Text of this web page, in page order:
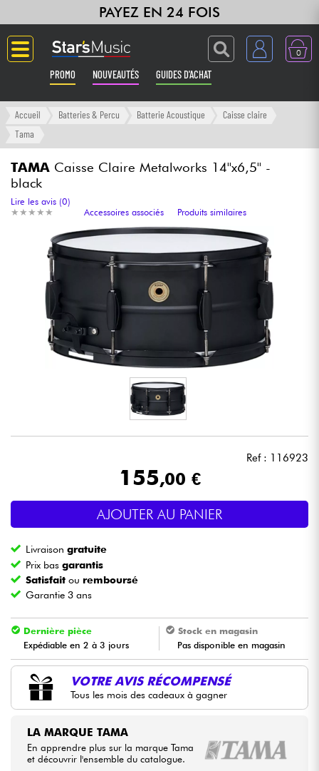
PAYEZ EN 24 FOIS
0
PROMO NOUVEAUTÉS GUIDES D'ACHAT
Langue
Synthés & Sampleurs
Home Studio
Casques
Batteries & Percu
Vents
Violons & Quatuor
Eveil Musical
Câbles & Access.
HiFi
Packs
Accueil Batteries & Percu Batterie Acoustique
Caisse claire
Tama
TAMA Caisse Claire Metalworks 14''x6,5'' -
black
★ ★ ★ ★ ★
★ ★ ★ ★ ★
Lire les avis (0)
Accessoires associés
Produits similaires
Ref : 116923
155,00 €
AJOUTER AU PANIER
Livraisongratuite
Prix basgarantis
Satisfait ou remboursé
Garantie 3 ans
Dernière pièce
Expédiable en 2 à 3 jours
Stock en magasin
Pas disponible en magasin
VOTRE AVIS RÉCOMPENSÉ
Tous les mois des cadeaux à gagner
LA MARQUE TAMA
En apprendre plus sur la marque Tama
et découvrir l'ensemble du catalogue.